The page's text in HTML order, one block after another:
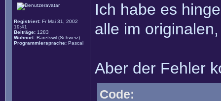
Registriert: Fr Mai 31, 2002
19:41
Beiträge: 1283
Wohnort: Bäretswil (Schweiz)
Programmiersprache: Pascal
Ich habe es
alle im
Aber der Fehler
Code: